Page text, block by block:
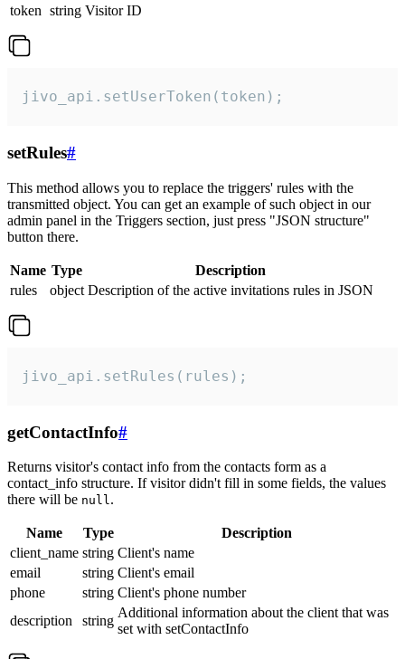
token string Visitor ID
jivo_api.setUserToken(token);
setRules#
This method allows you to replace the triggers' rules with the
transmitted object. You can get an example of such object in our
admin panel in the Triggers section, just press "JSON structure"
button there.
Name Type
Description
rules
object Description of the active invitations rules in JSON
jivo_api.setRules(rules);
getContactInfo#
Returns visitor's contact info from the contacts form as a
contact_info structure. If visitor didn't fill in some fields, the values
there will be null.
Name Type
Description
client_name string Client's name
email
string Client's email
phone
string Client's phone number
description
string
Additional information about the client that was
set with setContactInfo